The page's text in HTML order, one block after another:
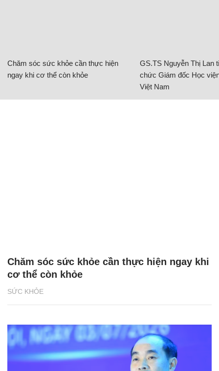
Chăm sóc sức khỏe cần thực hiện
ngay khi cơ thể còn khỏe
GS.TS Nguyễn Thị Lan
chức Giám đốc Học
Việt Nam
SỨC KHỎE
Chăm sóc sức khỏe cần thực hiện ngay khi
cơ thể còn khỏe